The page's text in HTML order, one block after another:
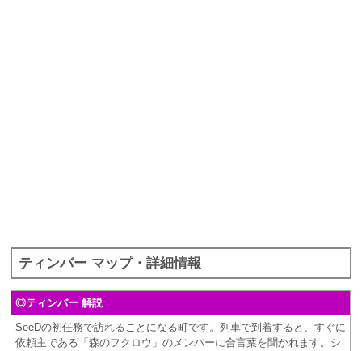
ティンバー マップ・詳細情報
◎ティンバー 解説
SeeDの初任務で訪れることになる町です。列車で到着すると、すぐに
依頼主である「森のフクロウ」のメンバーに合言葉を聞かれます。シ